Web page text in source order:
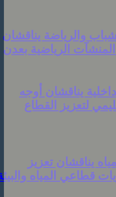
والرياضة يناقشان
الرياضية بعدن
يناقشان أوجه
لتعزيز القطاع
يناقشان تعزيز
المياه والبيئة